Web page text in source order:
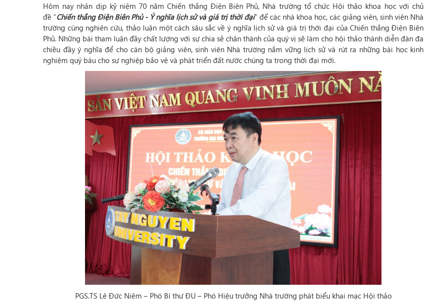
Hôm nay nhân dịp kỷ niệm 70 năm Chiến thắng Điện Biên Phủ, Nhà trường tổ chức Hội thảo khoa học với chủ
đề “Chiến thắng Điện Biên Phủ - Ý nghĩa lịch sử và giá trị thời đại” để các nhà khoa học, các giảng viên, sinh viên Nhà
trường cùng nghiên cứu, thảo luận một cách sâu sắc về ý nghĩa lịch sử và giá trị thời đại của Chiến thắng Điện Biên
Phủ. Những bài tham luận đầy chất lượng với sự chia sẻ chân thành của quý vị sẽ làm cho hội thảo thành diễn đàn đa
chiều đầy ý nghĩa để cho cán bộ giảng viên, sinh viên Nhà trường nắm vững lịch sử và rút ra những bài học kinh
nghiệm quý báu cho sự nghiệp bảo vệ và phát triển đất nước chúng ta trong thời đại mới.
PGS.TS Lê Đức Niêm – Phó Bí thư ĐU – Phó Hiệu trưởng Nhà trường phát biểu khai mạc Hội thảo